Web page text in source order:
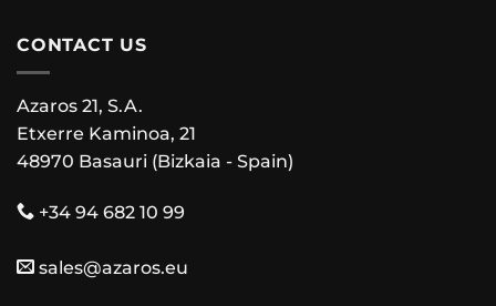
CONTACT US
Azaros 21, S.A.
Etxerre Kaminoa, 21
48970 Basauri (Bizkaia - Spain)
+34 94 682 10 99
sales@azaros.eu